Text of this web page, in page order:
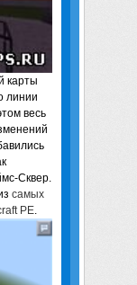
карты
линии
весь
Сквер.
самых
PE